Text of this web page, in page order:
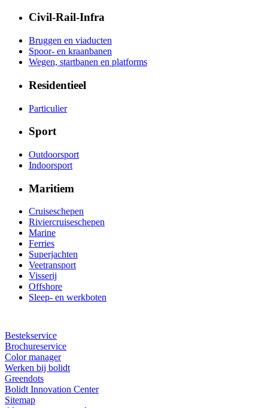
Civil-Rail-Infra
Bruggen en viaducten
Spoor- en kraanbanen
Wegen, startbanen en platforms
Residentieel
Particulier
Sport
Outdoorsport
Indoorsport
Maritiem
Cruiseschepen
Riviercruiseschepen
Marine
Ferries
Superjachten
Veetransport
Visserij
Offshore
Sleep- en werkboten
Bestekservice
Brochureservice
Color manager
Werken bij bolidt
Greendots
Bolidt Innovation Center
Sitemap